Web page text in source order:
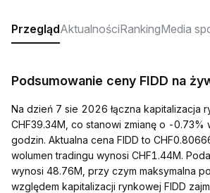
PrzeglądAktualnościRankingMedia
Podsumowanie ceny FIDD na
Na dzień 7 sie 2026 łączna kapitalizacja
CHF39.34M, co stanowi zmianę o -0.73%
godzin. Aktualna cena FIDD to
wolumen tradingu wynosi CHF1.44M.
wynosi 48.76M, przy czym maksymalna
względem kapitalizacji rynkowej FIDD